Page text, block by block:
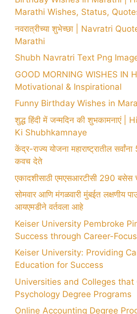
Marathi Wishes, Status,
नवरात्रीच्या शुभेच्छा | Navratri
Marathi
Shubh Navratri Text Png
GOOD MORNING WISHES IN
Motivational & Inspirational
Funny Birthday Wishes in
शुद्ध हिंदी में जन्मदिन की शुभकामनाएं
Ki Shubhkamnaye
केंद्र-राज्य योजना महाराष्ट्रातील
कवच देते
एकादशीसाठी एमएसआरटीसी 290 बसेस
सोमवार आणि मंगळवारी मुंबईत लक्षणीय
आयएमडीने वर्तवला आहे
Keiser University Pembroke
Success through Career-
Keiser University: Providing
Education for Success
Universities and Colleges that
Psychology Degree Programs
Online Accounting Degree